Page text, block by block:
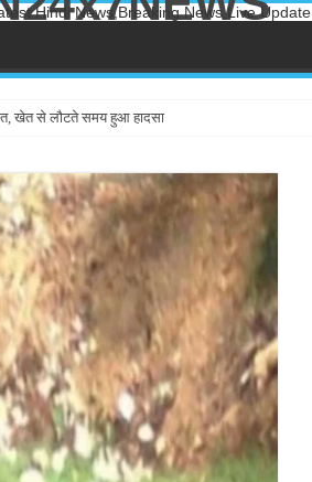
Hindi News,Breaking News,Live Update
खेत से लौटते समय हुआ हादसा